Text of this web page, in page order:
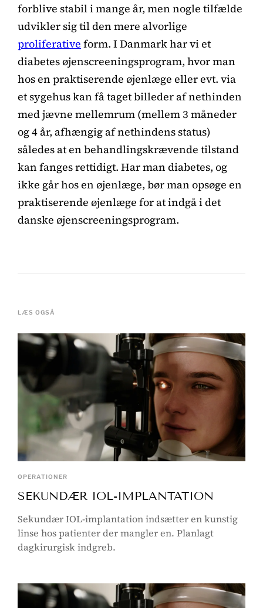
forblive stabil i mange år, men nogle tilfælde
udvikler sig til den mere alvorlige
proliferative form. I Danmark har vi et
diabetes øjenscreeningsprogram, hvor man
hos en praktiserende øjenlæge eller evt. via
et sygehus kan få taget billeder af nethinden
med jævne mellemrum (mellem 3 måneder
og 4 år, afhængig af nethindens status)
således at en behandlingskrævende tilstand
kan fanges rettidigt. Har man diabetes, og
ikke går hos en øjenlæge, bør man opsøge en
praktiserende øjenlæge for at indgå i det
danske øjenscreeningsprogram.
LÆS OGSÅ
OPERATIONER
SEKUNDÆR IOL-IMPLANTATION
Sekundær IOL-implantation indsætter en kunstig
linse hos patienter der mangler en. Planlagt
dagkirurgisk indgreb.